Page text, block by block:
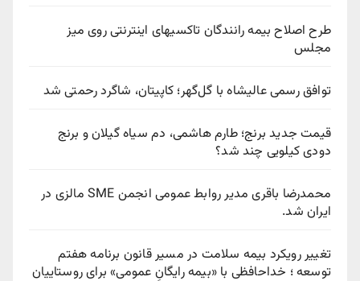
طرح اصلاح بیمه رانندگان تاکسیهای اینترنتی روی میز
مجلس
توافق رسمی عالیشاه با گل‌گهر؛ کاپیتان، شاگرد رحمتی شد
قیمت جدید برنج؛ طارم هاشمی، دم سیاه گیلان و برنج
دودی کیلویی چند شد؟
محمدرضا باقری مدیر روابط عمومی انجمن SME مالزی در
ایران شد.
تغییر رویکرد بیمه سلامت در مسیر قانون برنامه هفتم
توسعه ؛ خداحافظی با «بیمه رایگانِ عمومی» برای روستاییان